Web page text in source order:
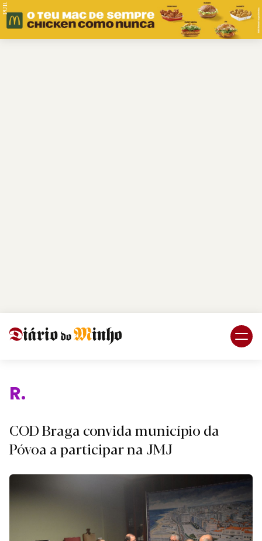
PUB.
Relig
COD Braga convida município da
Póvoa a participar na JMJ